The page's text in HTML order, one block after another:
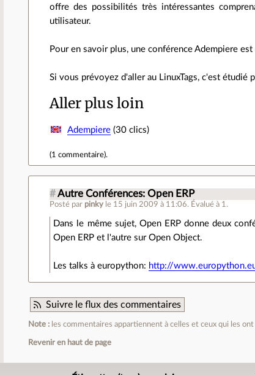
offre des possibilités très intéressantes
utilisateur.
Pour en savoir plus, une conférence Adempiere
Si vous prévoyez d'aller au LinuxTags, c'est étudié
Aller plus loin
Adempiere(30 clics)
(1 commentaire).
# Autre Conférences: Open ERP
Posté par pinky le 15 juin 2009 à 11:06. Évalué à 1 .
Dans le même sujet, Open ERP donne deux
Open ERP et l'autre sur Open Object.
Les talks à europython: http://
Suivre le flux des commentaires
Note : les commentaires appartiennent à celles et ceux qui les
Revenir en haut de page